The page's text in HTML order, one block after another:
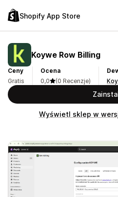
Shopify App Store
Koywe Row Billing
Ceny
Gratis
Ocena
0,0
(0 Recenzje)
Wyświetl sklep w